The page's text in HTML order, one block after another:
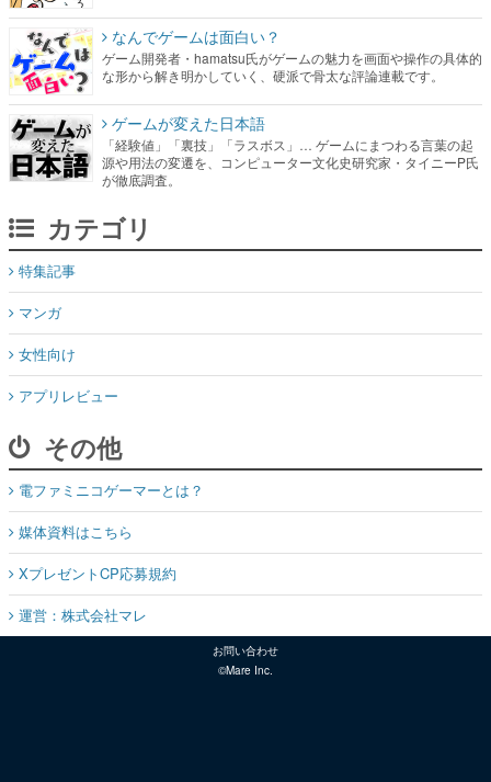
なんでゲームは面白い？
ゲーム開発者・hamatsu氏がゲームの魅力を画面や操作の具体的
な形から解き明かしていく、硬派で骨太な評論連載です。
ゲームが変えた日本語
「経験値」「裏技」「ラスボス」… ゲームにまつわる言葉の起
源や用法の変遷を、コンピューター文化史研究家・タイニーP氏
が徹底調査。
カテゴリ
特集記事
マンガ
女性向け
アプリレビュー
その他
電ファミニコゲーマーとは？
媒体資料はこちら
XプレゼントCP応募規約
運営：株式会社マレ
お問い合わせ
©Mare Inc.